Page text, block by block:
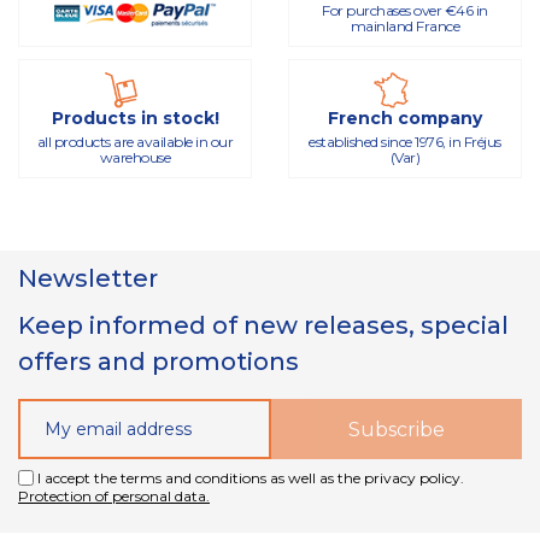
For purchases over €46 in
mainland France
Products in stock!
all products are available in our
warehouse
French company
established since 1976, in Fréjus
(Var)
Newsletter
Keep informed of new releases, special
offers and promotions
I accept the terms and conditions as well as the privacy policy.
Protection of personal data.